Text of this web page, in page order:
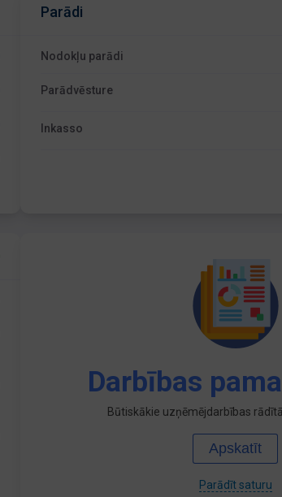
Parādi
Nodokļu parādi
Parādvēsture
Inkasso
Darbības
Būtiskākie uzņēmējdarbības
Apskatīt
Parādīt saturu